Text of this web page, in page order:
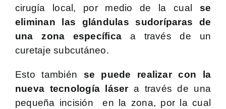
cirugía local, por medio de la cual se
eliminan las glándulas sudoríparas de
una zona específica a través de un
curetaje subcutáneo.
Esto también se puede realizar con la
nueva tecnología lásera través de una
pequeña incisión en la zona, por la cual